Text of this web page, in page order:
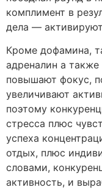
комплимент в
дела —
Кроме дофамина,
адреналин а
повышают фокус,
увеличивают
поэтому
стресса плюс
успеха
отдых, плюс
словами,
активность, и